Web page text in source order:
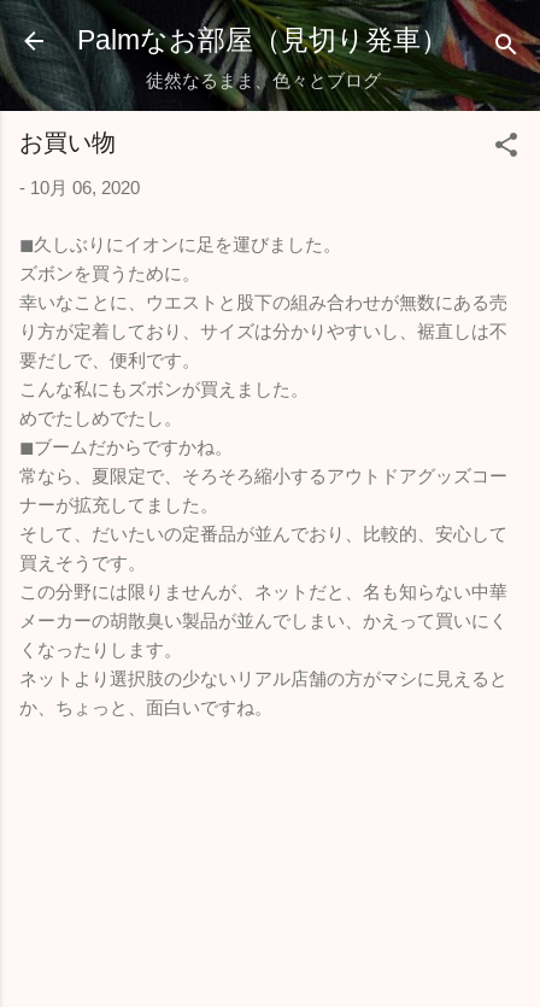
スキップしてメイン コンテンツに移動
Palmなお部屋（見切り発車）
徒然なるまま、色々とブログ
お買い物
- 10月 06, 2020
◼︎久しぶりにイオンに足を運びました。
ズボンを買うために。
幸いなことに、ウエストと股下の組み合わせが無数にある売
り方が定着しており、サイズは分かりやすいし、裾直しは不
要だしで、便利です。
こんな私にもズボンが買えました。
めでたしめでたし。
◼︎ブームだからですかね。
常なら、夏限定で、そろそろ縮小するアウトドアグッズコー
ナーが拡充してました。
そして、だいたいの定番品が並んでおり、比較的、安心して
買えそうです。
この分野には限りませんが、ネットだと、名も知らない中華
メーカーの胡散臭い製品が並んでしまい、かえって買いにく
くなったりします。
ネットより選択肢の少ないリアル店舗の方がマシに見えると
か、ちょっと、面白いですね。